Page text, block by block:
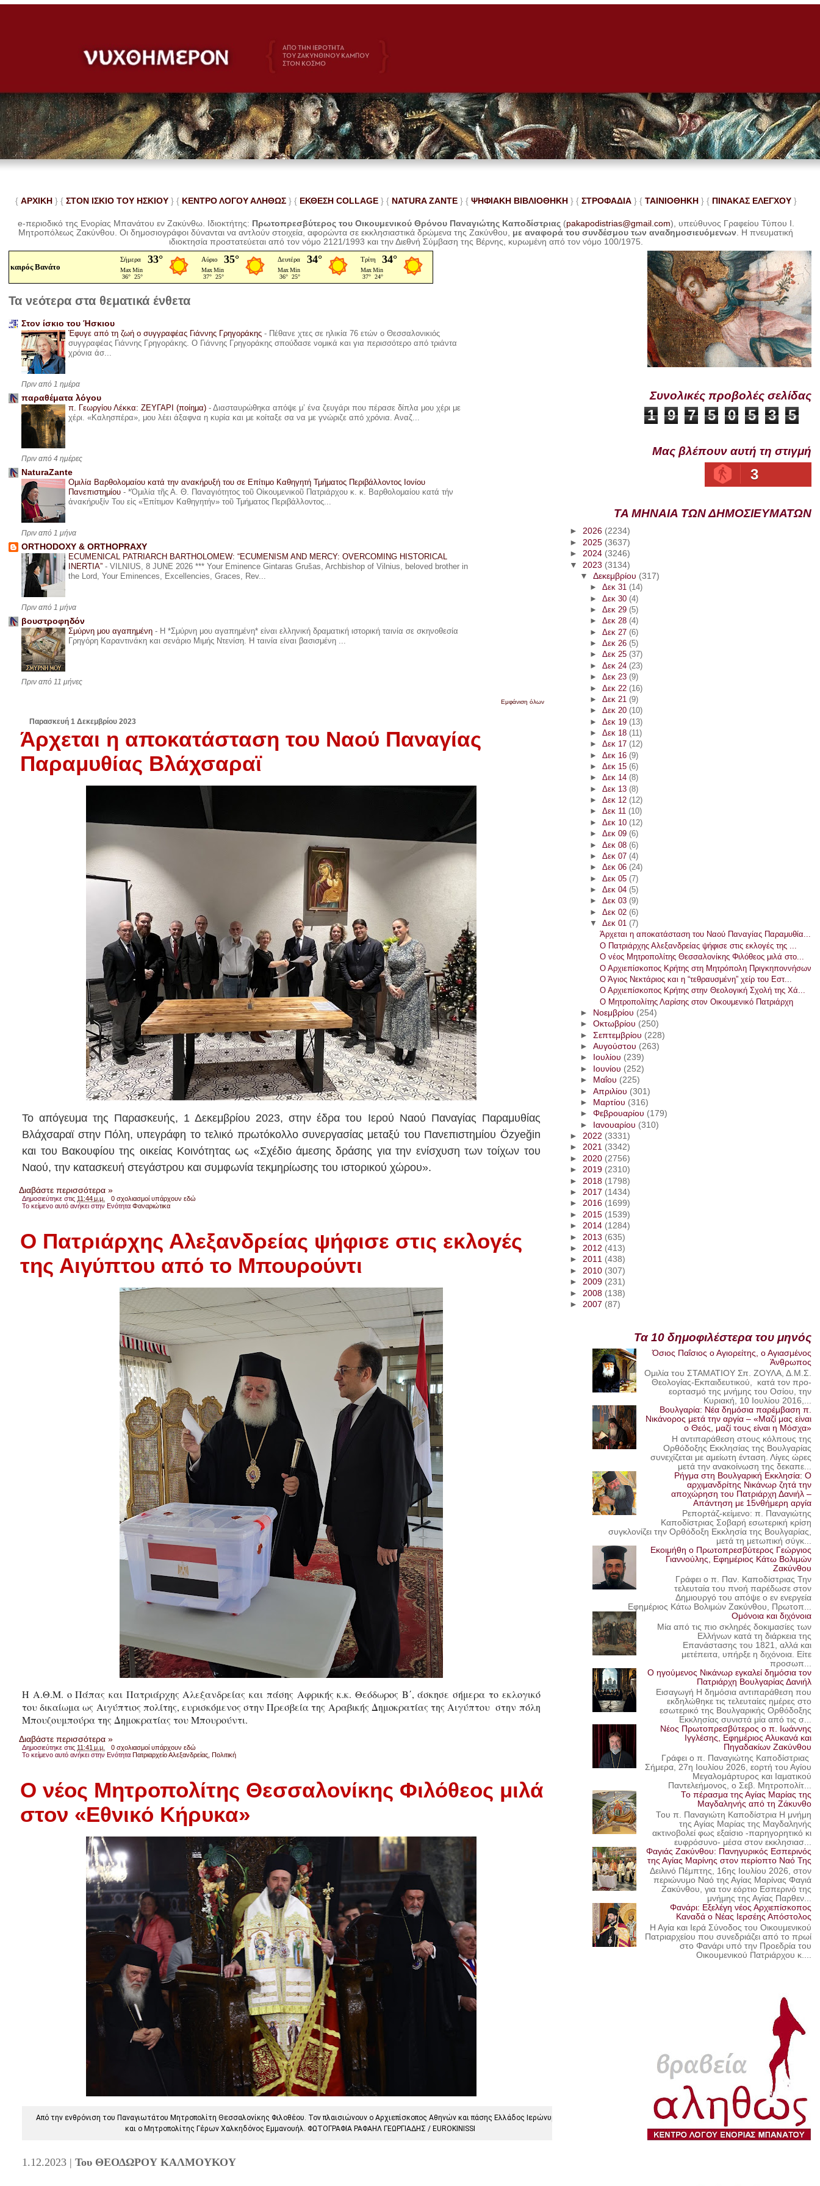
{ ΑΡΧΙΚΗ } { ΣΤΟΝ ΙΣΚΙΟ ΤΟΥ ΗΣΚΙΟΥ } { ΚΕΝΤΡΟ ΛΟΓΟΥ ΑΛΗΘΩΣ } { ΕΚΘΕΣΗ COLLAGE }{ NATURA ZANTE} { ΨΗΦΙΑΚΗ ΒΙΒΛΙΟΘΗΚΗ } { ΣΤΡΟΦΑΔΙΑ } { ΤΑΙΝΙΟΘΗΚΗ } { ΠΙΝΑΚΑΣ ΕΛΕΓΧΟΥ}
e-περιοδικό της Ενορίας Μπανάτου εν Ζακύνθω. Ιδιοκτήτης: Πρωτοπρεσβύτερος του Οικουμενικού Θρόνου Παναγιώτης Καποδίστριας (pakapodistrias@gmail.com), υπεύθυνος Γραφείου Τύπου Ι.
Μητροπόλεως Ζακύνθου.Οι δημοσιογράφοι δύνανται να αντλούν στοιχεία, αφορώντα σε εκκλησιαστικά δρώμενα της Ζακύνθου, με αναφορά του συνδέσμου των αναδημοσιευόμενων . Ηπνευματική
ιδιοκτησία προστατεύεται από τον νόμο 2121/1993 και την Διεθνή Σύμβαση της Βέρνης, κυρωμένη από τον νόμο 100/1975.
καιρός Βανάτο
Τα νεότερα στα θεματικά ένθετα
Στον ίσκιο του Ήσκιου
Έφυγε από τη ζωή ο συγγραφέας Γιάννης Γρηγοράκης - Πέθανε χτες σε ηλικία 76 ετών ο Θεσσαλονικιός
συγγραφέας Γιάννης Γρηγοράκης. Ο Γιάννης Γρηγοράκης σπούδασε νομικά και για περισσότερο από τριάντα
χρόνια άσ...
Πριν από 1 ημέρα
παραθέματα λόγου
π. Γεωργίου Λέκκα: ΖΕΥΓΑΡΙ (ποίημα) - Διασταυρώθηκα απόψε μ’ ένα ζευγάρι που πέρασε δίπλα μου χέρι με
χέρι. «Καλησπέρα», μου λέει άξαφνα η κυρία και με κοίταξε σα να με γνώριζε από χρόνια. Αναζ...
Πριν από 4 ημέρες
NaturaZante
Ομιλία Βαρθολομαίου κατά την ανακήρυξή του σε Επίτιμο Καθηγητή Τμήματος Περιβάλλοντος Ιονίου
Πανεπιστημίου - *Ὁμιλία τῆς Α. Θ. Παναγιότητος τοῦ Οἰκουμενικοῦ Πατριάρχου κ. κ. Βαρθολομαίου κατά τήν
ἀνακήρυξίν Του εἰς «Ἐπίτιμον Καθηγητήν» τοῦ Τμήματος Περιβάλλοντος...
Πριν από 1 μήνα
ORTHODOXY & ORTHOPRAXY
ECUMENICAL PATRIARCH BARTHOLOMEW: “ECUMENISM AND MERCY: OVERCOMING HISTORICAL
INERTIA” - VILNIUS, 8 JUNE 2026 *** Your Eminence Gintaras Grušas, Archbishop of Vilnius, beloved brother in
the Lord, Your Eminences, Excellencies, Graces, Rev...
Πριν από 1 μήνα
βουστροφηδόν
Σμύρνη μου αγαπημένη - Η *Σμύρνη μου αγαπημένη* είναι ελληνική δραματική ιστορική ταινία σε σκηνοθεσία
Γρηγόρη Καραντινάκη και σενάριο Μιμής Ντενίση. Η ταινία είναι βασισμένη ...
Πριν από 11 μήνες
Εμφάνιση όλων
Παρασκευή 1 Δεκεμβρίου 2023
Άρχεται η αποκατάσταση του Ναού Παναγίας
Παραμυθίας Βλάχσαραϊ
Το απόγευμα της Παρασκευής, 1 Δεκεμβρίου 2023, στην έδρα του Ιερού Ναού Παναγίας Παραμυθίας
Βλάχσαραϊ στην Πόλη, υπεγράφη το τελικό πρωτόκολλο συνεργασίας μεταξύ του Πανεπιστημίου Özyeğin
και του Βακουφίου της οικείας Κοινότητας ως «Σχέδιο άμεσης δράσης για την ενίσχυση των τοίχων του
Ναού, την κατασκευή στεγάστρου και συμφωνία τεκμηρίωσης του ιστορικού χώρου».
Διαβάστε περισσότερα »
Δημοσιεύτηκε στις 11:44 μ.μ.
0 σχολιασμοί υπάρχουν εδώ
Το κείμενο αυτό ανήκει στην ΕνότηταΦαναριώτικα
Ο Πατριάρχης Αλεξανδρείας ψήφισε στις εκλογές
της Αιγύπτου από το Μπουρούντι
Η Α.Θ.Μ. ο Πάπας και Πατριάρχης Αλεξανδρείας και πάσης Αφρικής κ.κ. Θεόδωρος Β΄, άσκησε σήμερα το εκλογικό
του δικαίωμα ως Αιγύπτιος πολίτης, ευρισκόμενος στην Πρεσβεία της Αραβικής Δημοκρατίας της Αιγύπτου στην πόλη
Μπουζουμπούρα της Δημοκρατίας του Μπουρούντι.
Διαβάστε περισσότερα »
Δημοσιεύτηκε στις 11:41 μ.μ.
0 σχολιασμοί υπάρχουν εδώ
Το κείμενο αυτό ανήκει στην ΕνότηταΠατριαρχείο Αλεξανδρείας ,Πολιτική
Ο νέος Μητροπολίτης Θεσσαλονίκης Φιλόθεος μιλά
στον «Εθνικό Κήρυκα»
Από την ενθρόνιση του Παναγιωτάτου Μητροπολίτη Θεσσαλονίκης Φιλοθέου. Τον πλαισιώνουν ο Αρχιεπίσκοπος Αθηνών και πάσης Ελλάδος Ιερώνυμος
και ο Μητροπολίτης Γέρων Χαλκηδόνος Εμμανουήλ. ΦΩΤΟΓΡΑΦΙΑ ΡΑΦΑΗΛ ΓΕΩΡΓΙΑΔΗΣ / EUROKINISSI
1.12.2023 |Του ΘΕΟΔΩΡΟΥ ΚΑΛΜΟΥΚΟΥ
Συνολικές προβολές σελίδας
1 9 7 5 0 5 3 5
Μας βλέπουν αυτή τη στιγμή
3
ΤΑ ΜΗΝΑΙΑ ΤΩΝ ΔΗΜΟΣΙΕΥΜΑΤΩΝ
►2026 (2234)
► 2025 (3637)
►2024 (3246)
▼ 2023 (3134)
▼ Δεκεμβρίου (317)
► Δεκ 31 (14)
► Δεκ 30 (4)
► Δεκ 29 (5)
► Δεκ 28 (4)
► Δεκ 27 (6)
► Δεκ 26 (5)
► Δεκ 25 (37)
► Δεκ 24 (23)
► Δεκ 23 (9)
► Δεκ 22 (16)
► Δεκ 21 (9)
► Δεκ 20 (10)
► Δεκ 19 (13)
► Δεκ 18 (11)
► Δεκ 17 (12)
► Δεκ 16 (9)
► Δεκ 15 (6)
► Δεκ 14 (8)
► Δεκ 13 (8)
► Δεκ 12 (12)
► Δεκ 11 (10)
► Δεκ 10 (12)
► Δεκ 09 (6)
► Δεκ 08 (6)
► Δεκ 07 (4)
► Δεκ 06 (24)
► Δεκ 05 (7)
► Δεκ 04 (5)
► Δεκ 03 (9)
► Δεκ 02 (6)
▼ Δεκ 01 (7)
Άρχεται η αποκατάσταση του Ναού Παναγίας Παραμυθία...
Ο Πατριάρχης Αλεξανδρείας ψήφισε στις εκλογές της ...
Ο νέος Μητροπολίτης Θεσσαλονίκης Φιλόθεος μιλά στο...
Ο Αρχιεπίσκοπος Κρήτης στη Μητρόπολη Πριγκηποννήσων
Ο Άγιος Νεκτάριος και η “τεθραυσμένη” χείρ του Εστ...
Ο Αρχιεπίσκοπος Κρήτης στην Θεολογική Σχολή της Χά...
Ο Μητροπολίτης Λαρίσης στον Οικουμενικό Πατριάρχη
►
Νοεμβρίου (254)
► Οκτωβρίου (250)
► Σεπτεμβρίου (228)
► Αυγούστου (263)
►
Ιουλίου (239)
►
Ιουνίου (252)
►
Μαΐου (225)
► Απριλίου (301)
►
Μαρτίου (316)
► Φεβρουαρίου (179)
► Ιανουαρίου (310)
►2022 (3331)
►2021 (3342)
► 2020 (2756)
►2019 (2310)
► 2018 (1798)
►2017 (1434)
►2016 (1699)
► 2015 (1539)
►2014 (1284)
► 2013 (635)
►2012 (413)
►2011 (438)
► 2010 (307)
►2009 (231)
► 2008 (138)
► 2007 (87)
Τα 10 δημοφιλέστερα του μηνός
Όσιος Παΐσιος ο Αγιορείτης, ο Αγιασμένος
Άνθρωπος
Ομιλία του ΣΤΑΜΑΤΙΟΥ Σπ. ΖΟΥΛΑ, Δ.Μ.Σ.
Θεολογίας-Εκπαιδευτικού, κατά τον προ-
εορτασμό της μνήμης του Οσίου, την
Κυριακή, 10 Ιουλίου 2016,...
Βουλγαρία: Νέα δημόσια παρέμβαση π.
Νικάνορος μετά την αργία – «Μαζί μας είναι
ο Θεός, μαζί τους είναι η Μόσχα»
Η αντιπαράθεση στους κόλπους της
Ορθόδοξης Εκκλησίας της Βουλγαρίας
συνεχίζεται με αμείωτη ένταση. Λίγες ώρες
μετά την ανακοίνωση της δεκαπε...
Ρήγμα στη Βουλγαρική Εκκλησία: Ο
αρχιμανδρίτης Νικάνωρ ζητά την
αποχώρηση του Πατριάρχη Δανιήλ –
Απάντηση με 15νθήμερη αργία
Ρεπορτάζ-κείμενο: π. Παναγιώτης
Καποδίστριας Σοβαρή εσωτερική κρίση
συγκλονίζει την Ορθόδοξη Εκκλησία της Βουλγαρίας,
μετά τη μετωπική σύγκ...
Εκοιμήθη ο Πρωτοπρεσβύτερος Γεώργιος
Γιαννούλης, Εφημέριος Κάτω Βολιμών
Ζακύνθου
Γράφει ο π. Παν. Καποδίστριας Την
τελευταία του πνοή παρέδωσε στον
Δημιουργό του απόψε ο εν ενεργεία
Εφημέριος Κάτω Βολιμών Ζακύνθου, Πρωτοπ...
Ομόνοια και διχόνοια
Μία από τις πιο σκληρές δοκιμασίες των
Ελλήνων κατά τη διάρκεια της
Επανάστασης του 1821, αλλά και
μετέπειτα, υπήρξε η διχόνοια. Είτε
προσωπ...
Ο ηγούμενος Νικάνωρ εγκαλεί δημόσια τον
Πατριάρχη Βουλγαρίας Δανιήλ
Εισαγωγή Η δημόσια αντιπαράθεση που
εκδηλώθηκε τις τελευταίες ημέρες στο
εσωτερικό της Βουλγαρικής Ορθόδοξης
Εκκλησίας συνιστά μία από τις σ...
Νέος Πρωτοπρεσβύτερος ο π. Ιωάννης
Ιγγλέσης, Εφημέριος Αλυκανά και
Πηγαδακίων Ζακύνθου
Γράφει ο π. Παναγιώτης Καποδίστριας
Σήμερα, 27η Ιουλίου 2026, εορτή του Αγίου
Μεγαλομάρτυρος και Ιαματικού
Παντελεήμονος, ο Σεβ. Μητροπολίτ...
Το πέρασμα της Αγίας Μαρίας της
Μαγδαληνής από τη Ζάκυνθο
Του π. Παναγιώτη Καποδίστρια Η μνήμη
της Αγίας Μαρίας της Μαγδαληνής
ακτινοβολεί φως εξαίσιο -παρηγορητικό κι
ευφρόσυνο- μέσα στον εκκλησιασ...
Φαγιάς Ζακύνθου: Πανηγυρικός Εσπερινός
της Αγίας Μαρίνης στον περίοπτο Ναό Της
Δειλινό Πέμπτης, 16ης Ιουλίου 2026, στον
περιώνυμο Ναό της Αγίας Μαρίνας Φαγιά
Ζακύνθου, για τον εόρτιο Εσπερινό της
μνήμης της Αγίας Παρθεν...
Φανάρι: Εξελέγη νέος Αρχιεπίσκοπος
Καναδά ο Νέας Ιερσέης Απόστολος
Η Αγία και Ιερά Σύνοδος του Οικουμενικού
Πατριαρχείου που συνεδριάζει από το πρωί
στο Φανάρι υπό την Προεδρία του
Οικουμενικού Πατριάρχου κ....